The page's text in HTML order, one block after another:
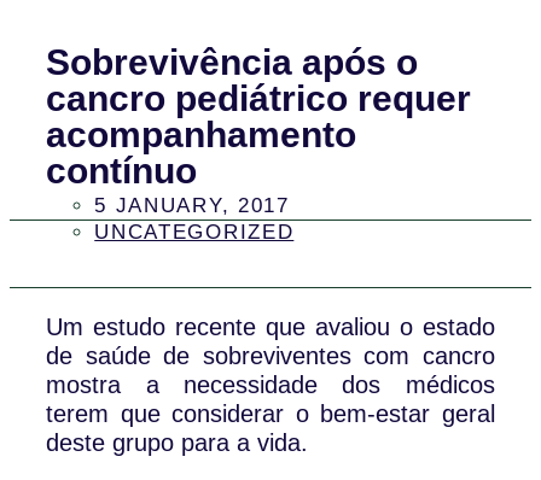
Sobrevivência após o
cancro pediátrico requer
acompanhamento
contínuo
5 JANUARY, 2017
UNCATEGORIZED
Um estudo recente que avaliou o estado
de saúde de sobreviventes com cancro
mostra a necessidade dos médicos
terem que considerar o bem-estar geral
deste grupo para a vida.